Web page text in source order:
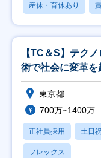
産休・育休あり
【TC＆S】テク
術で社会に変革
東京都
700万~1400万
正社員採用 土日
フレックス